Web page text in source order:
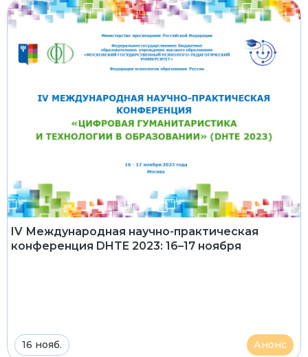
IV Международная научно-практическая
конференция DHTE 2023: 16–17 ноября
16 нояб. Анонс